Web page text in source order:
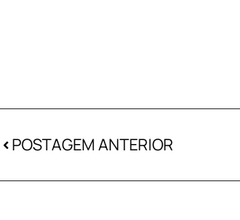
POSTAGEM ANTERIOR